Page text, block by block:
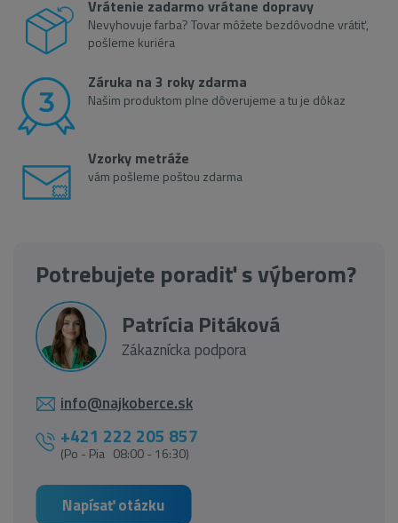
Vrátenie zadarmo vrátane dopravy
Nevyhovuje farba? Tovar môžete bezdôvodne vrátiť,
pošleme kuriéra
Záruka na 3 roky zdarma
Našim produktom plne dôverujeme a tu je dôkaz
Vzorky metráže
vám pošleme poštou zdarma
Potrebujete poradiť s výberom?
Patrícia Pitáková
Zákaznícka podpora
info@najkoberce.sk
+421 222 205 857
(Po - Pia 08:00 - 16:30)
Napísať otázku